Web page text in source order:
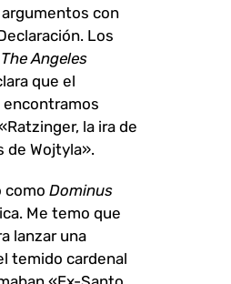
con
Los
The Angeles
que el
encontramos
la ira de
de Wojtyla».
como Dominus
Me temo que
lanzar una
temido cardenal